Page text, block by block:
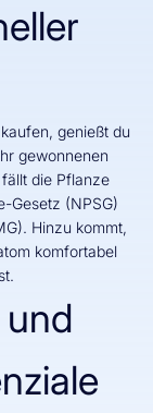
genießt du
gewonnenen
die Pflanze
Gesetz (NPSG)
Hinzu kommt,
komfortabel